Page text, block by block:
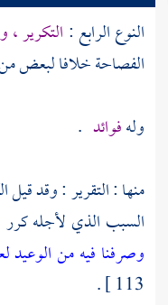
النوع الرابع : التكرير ،
الفصاحة خلافا لبعض
ولهفوائد .
منها : التقرير : وقد قيل
السبب الذي لأجله كرر
وصرفنا فيه من الوعيد
113 ] .